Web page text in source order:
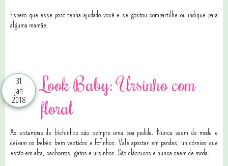
Espero que esse post tenha ajudado você e se gostou compartilhe ou indique para
alguma mamãe.
31
jan
2018
Look Baby: Ursinho com
floral
As estampas de bichinhos são sempre uma boa pedida. Nunca saem de moda e
deixam os bebês bem vestidos e fofinhos. Vale apostar em pandas, unicórnios que
estão em alta, cachorros, gatos e ursinhos. São clássicos e nunca saem de moda.